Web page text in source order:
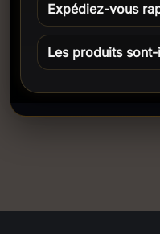
Expédiez-vous
Les produits